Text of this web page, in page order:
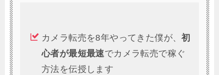
カメラ転売を8年やってきた僕が、初
心者が最短最速でカメラ転売で稼ぐ
方法を伝授します